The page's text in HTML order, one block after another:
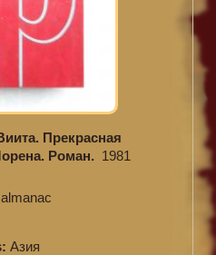
Прекрасная
Роман. 1981
Азия